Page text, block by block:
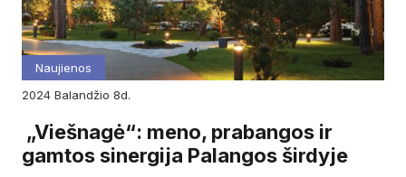
Naujienos
2024
balandžio 8d.
„Viešnagė“: meno, prabangos ir
gamtos sinergija Palangos širdyje